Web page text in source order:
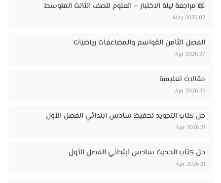
📖 مراجعة ليلة الاختبار – العلوم للصف الثالث المتوسط
07 May 2026
الفصل الثامن القواسم والمضاعفات رياضيات
27 Apr 2026
مقالات تعليمية
25 Apr 2026
حل كتاب التجويد تحفيظ سادس ابتدائي الفصل الأول
21 Apr 2026
حل كتاب الحديث سادس ابتدائي الفصل الأول
21 Apr 2026